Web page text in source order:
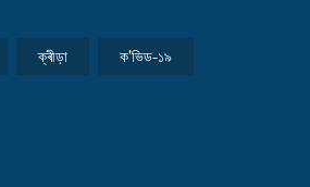
ক্ৰীড়া ক'ভিড-১৯